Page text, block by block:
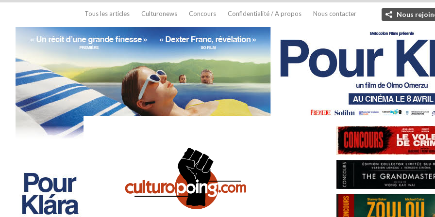
Tous les articles Culturonews Concours Confidentialité / A propos Nous contacter Nous